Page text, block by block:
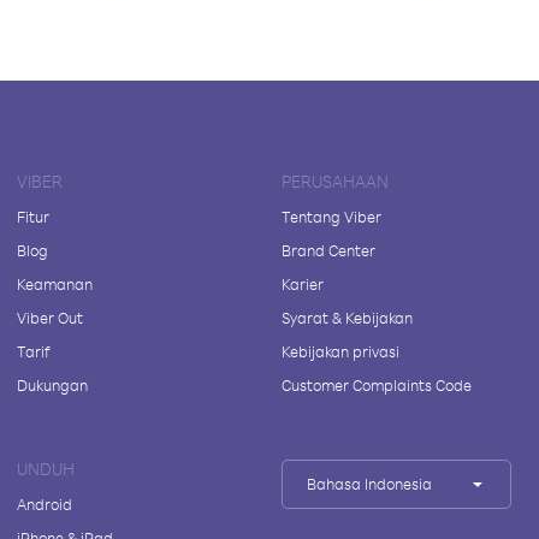
VIBER
Fitur
Blog
Keamanan
Viber Out
Tarif
Dukungan
PERUSAHAAN
Tentang Viber
Brand Center
Karier
Syarat & Kebijakan
Kebijakan privasi
Customer Complaints Code
UNDUH
Android
Bahasa Indonesia